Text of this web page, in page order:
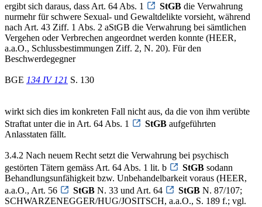
ergibt sich daraus, dass Art. 64 Abs. 1
StGB die Verwahrung
nurmehr für schwere Sexual- und Gewaltdelikte vorsieht, während
nach Art. 43 Ziff. 1 Abs. 2 aStGB die Verwahrung bei sämtlichen
Vergehen oder Verbrechen angeordnet werden konnte (HEER,
a.a.O., Schlussbestimmungen Ziff. 2, N. 20). Für den
Beschwerdegegner
BGE 134 IV 121 S. 130
wirkt sich dies im konkreten Fall nicht aus, da die von ihm verübte
Straftat unter die in Art. 64 Abs. 1
StGB aufgeführten
Anlasstaten fällt.
3.4.2 Nach neuem Recht setzt die Verwahrung bei psychisch
gestörten Tätern gemäss Art. 64 Abs. 1 lit. b
StGB sodann
Behandlungsunfähigkeit bzw. Unbehandelbarkeit voraus (HEER,
a.a.O., Art. 56
StGB N. 33 und Art. 64 StGB N. 87/107;
SCHWARZENEGGER/HUG/JOSITSCH, a.a.O., S. 189 f.; vgl.